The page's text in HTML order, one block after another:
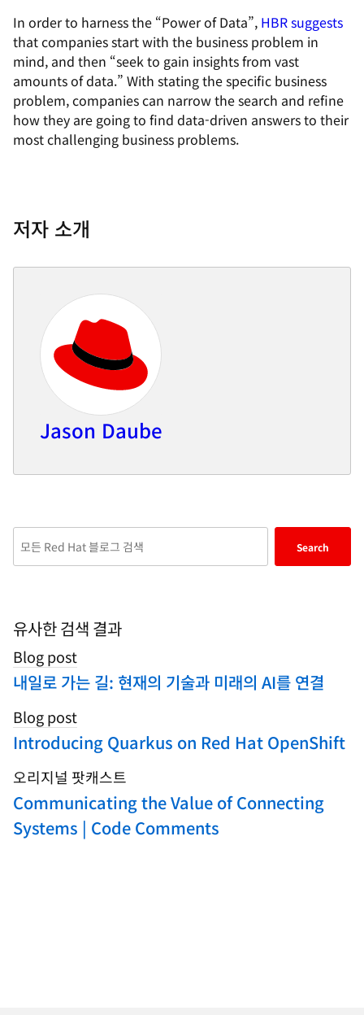
In order to harness the “Power of Data”, HBR suggests
that companies start with the business problem in
mind, and then “seek to gain insights from vast
amounts of data.” With stating the specific business
problem, companies can narrow the search and refine
how they are going to find data-driven answers to their
most challenging business problems.
저자 소개
Jason Daube
keywords
search
blogs
Search
유사한 검색 결과
Blog post
내일로 가는 길: 현재의 기술과 미래의 AI를 연결
Blog post
Introducing Quarkus on Red Hat OpenShift
오리지널 팟캐스트
Communicating the Value of Connecting
Systems | Code Comments